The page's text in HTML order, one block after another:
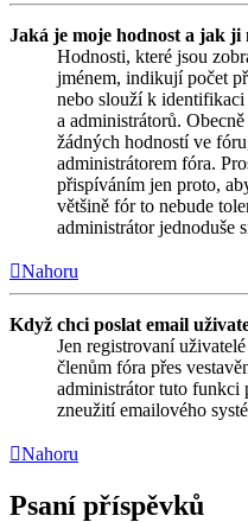
Jaká je moje hodnost a jak ji
Hodnosti, které jsou
jménem, indikují počet
nebo slouží k
a administrátorů.
žádných hodností ve
administrátorem fóra.
přispíváním jen proto,
většině fór to nebude
administrátor jednoduše
Nahoru
Když chci poslat email
Jen registrovaní
členům fóra přes
administrátor tuto funkci
zneužití emailového
Nahoru
Psaní příspěvků